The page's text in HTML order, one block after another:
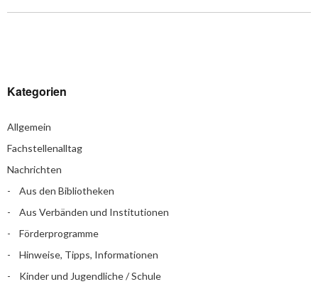
Kategorien
Allgemein
Fachstellenalltag
Nachrichten
Aus den Bibliotheken
Aus Verbänden und Institutionen
Förderprogramme
Hinweise, Tipps, Informationen
Kinder und Jugendliche / Schule